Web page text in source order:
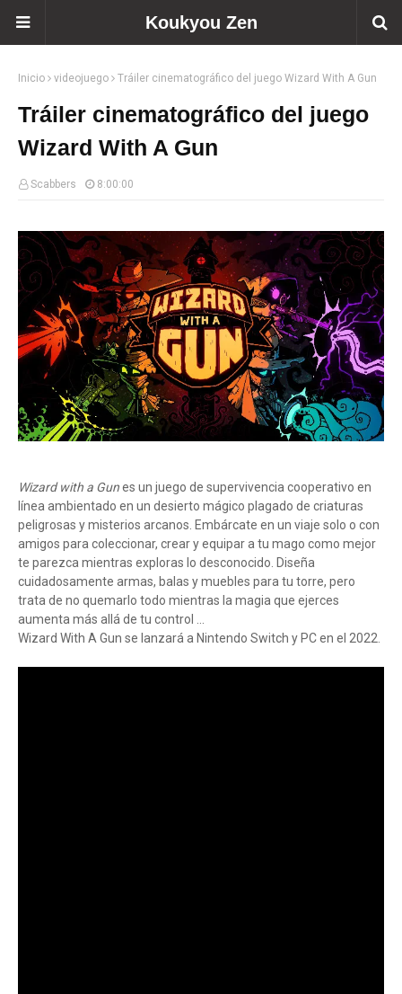
Koukyou Zen
Inicio videojuego Tráiler cinematográfico del juego Wizard With A Gun
Tráiler cinematográfico del juego
Wizard With A Gun
Scabbers 8:00:00
Wizard with a Gunes un juego de supervivencia cooperativo en
línea ambientado en un desierto mágico plagado de criaturas
peligrosas y misterios arcanos. Embárcate en un viaje solo o con
amigos para coleccionar, crear y equipar a tu mago como mejor
te parezca mientras exploras lo desconocido. Diseña
cuidadosamente armas, balas y muebles para tu torre, pero
trata de no quemarlo todo mientras la magia que ejerces
aumenta más allá de tu control ...
Wizard With A Gun se lanzará a Nintendo Switch y PC en el 2022.